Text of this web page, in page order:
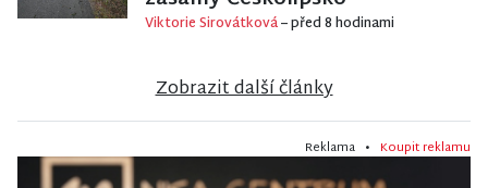
Viktorie Sirovátková– před 8 hodinami
Zobrazit další články
Reklama • Koupit reklamu